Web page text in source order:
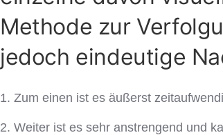
Methode zur
jedoch eindeutige
1. Zum einen ist es äußerst
2. Weiter ist es sehr anstrengend und